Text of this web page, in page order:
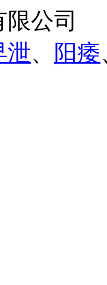
公司
泄、 阳痿